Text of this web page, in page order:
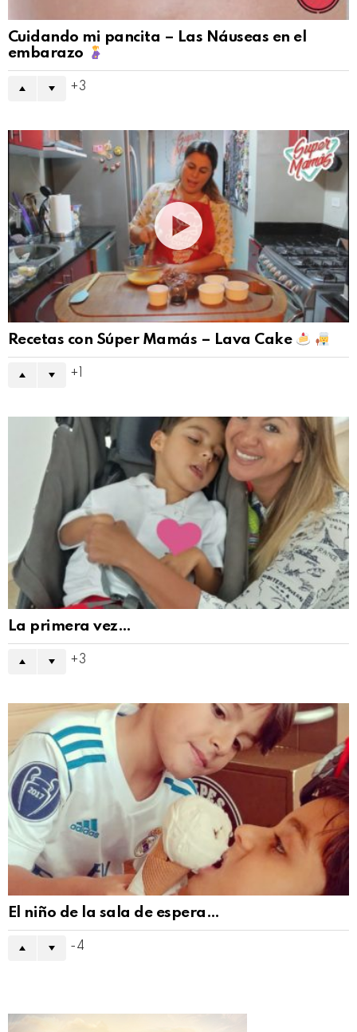
Cuidando mi pancita – Las Náuseas en el
embarazo
3
Recetas con Súper Mamás – Lava Cake
1
La primera vez…
3
El niño de la sala de espera…
-4